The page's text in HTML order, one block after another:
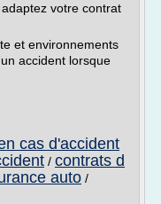
votre contrat
et environnements
accident lorsque
cas d'accident
/ contrats d
auto /